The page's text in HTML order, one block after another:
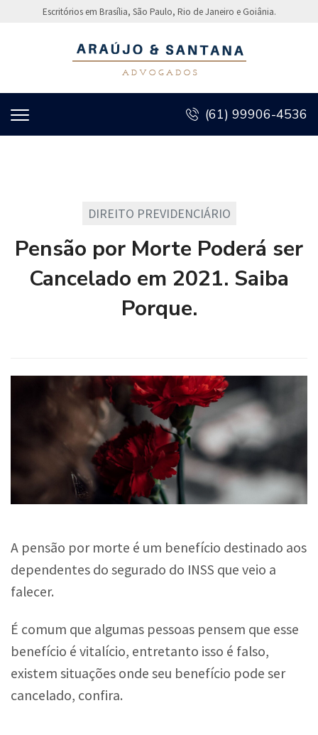
Escritórios em Brasília, São Paulo, Rio de Janeiro e Goiânia.
(61) 99906-4536
DIREITO PREVIDENCIÁRIO
Pensão por Morte Poderá ser
Cancelado em 2021. Saiba
Porque.
A pensão por morte é um benefício destinado aos
dependentes do segurado do INSS que veio a
falecer.
É comum que algumas pessoas pensem que esse
benefício é vitalício, entretanto isso é falso,
existem situações onde seu benefício pode ser
cancelado, confira.